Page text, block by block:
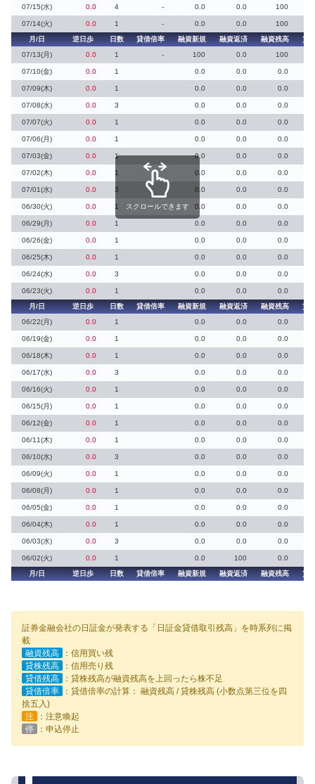
07/15(水) 0.0 4 - 0.0 0.0 100
07/14(火) 0.0 1 - 0.0 0.0
100
月/日
逆日歩 日数 貸借倍率 融資新規 融資返済 融資残高
貸
07/13(月)
0.0 1 - 100 0.0 100
07/10(金) 0.0 1 0.0 0.0 0.0
07/09(木) 0.0 1 0.0 0.0 0.0
07/08(水) 0.0 3 0.0 0.0 0.0
07/07(火) 0.0 1 0.0 0.0 0.0
07/06(月) 0.0 1 0.0 0.0 0.0
07/03(金) 0.0 1 0.0 0.0 0.0
07/02(木) 0.0 1 0.0 0.0 0.0
07/01(水) 0.0 3 0.0 0.0 0.0
06/30(火) 0.0 1 0.0 0.0 0.0
06/29(月) 0.0 1 0.0 0.0 0.0
06/26(金) 0.0 1 0.0 0.0 0.0
06/25(木) 0.0 1 0.0 0.0 0.0
06/24(水) 0.0 3 0.0 0.0 0.0
06/23(火) 0.0 1 0.0 0.0
0.0
月/日
逆日歩 日数 貸借倍率 融資新規 融資返済 融資残高
貸
06/22(月)
0.0 1 0.0 0.0 0.0
06/19(金) 0.0 1 0.0 0.0 0.0
06/18(木) 0.0 1 0.0 0.0 0.0
06/17(水) 0.0 3 0.0 0.0 0.0
06/16(火) 0.0 1 0.0 0.0 0.0
06/15(月) 0.0 1 0.0 0.0 0.0
06/12(金) 0.0 1 0.0 0.0 0.0
06/11(木) 0.0 1 0.0 0.0 0.0
06/10(水) 0.0 3 0.0 0.0 0.0
06/09(火) 0.0 1 0.0 0.0 0.0
06/08(月) 0.0 1 0.0 0.0 0.0
06/05(金) 0.0 1 0.0 0.0 0.0
06/04(木) 0.0 1 0.0 0.0 0.0
06/03(水) 0.0 3 0.0 0.0 0.0
06/02(火) 0.0 1 0.0 100
0.0
月/日
逆日歩 日数 貸借倍率 融資新規 融資返済 融資残高 貸
スクロールできます
証券金融会社の日証金が発表する「日証金貸借取引残高」を時系列に掲
載
融資残高
：信用買い残
貸株残高
：信用売り残
貸借残高
：貸株残高が融資残高を上回ったら株不足
貸借倍率
：貸借倍率の計算： 融資残高 / 貸株残高 (小数点第三位を四
捨五入)
注
：注意喚起
停
：申込停止